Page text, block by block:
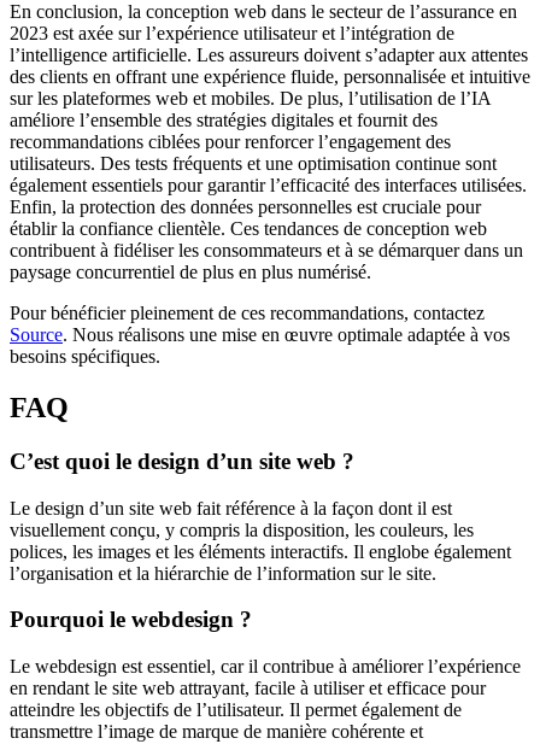
En conclusion, la conception web dans le secteur de l’assurance en
2023 est axée sur l’expérience utilisateur et l’intégration de
l’intelligence artificielle. Les assureurs doivent s’adapter aux attentes
des clients en offrant une expérience fluide, personnalisée et intuitive
sur les plateformes web et mobiles. De plus, l’utilisation de l’IA
améliore l’ensemble des stratégies digitales et fournit des
recommandations ciblées pour renforcer l’engagement des
utilisateurs. Des tests fréquents et une optimisation continue sont
également essentiels pour garantir l’efficacité des interfaces utilisées.
Enfin, la protection des données personnelles est cruciale pour
établir la confiance clientèle. Ces tendances de conception web
contribuent à fidéliser les consommateurs et à se démarquer dans un
paysage concurrentiel de plus en plus numérisé.
Pour bénéficier pleinement de ces recommandations, contactez
Source. Nous réalisons une mise en œuvre optimale adaptée à vos
besoins spécifiques.
FAQ
C’est quoi le design d’un site web ?
Le design d’un site web fait référence à la façon dont il est
visuellement conçu, y compris la disposition, les couleurs, les
polices, les images et les éléments interactifs. Il englobe également
l’organisation et la hiérarchie de l’information sur le site.
Pourquoi le webdesign ?
Le webdesign est essentiel, car il contribue à améliorer l’expérience
en rendant le site web attrayant, facile à utiliser et efficace pour
atteindre les objectifs de l’utilisateur. Il permet également de
transmettre l’image de marque de manière cohérente et